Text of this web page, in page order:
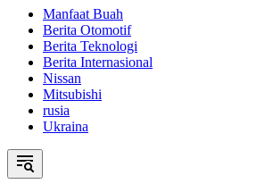
Manfaat Buah
Berita Otomotif
Berita Teknologi
Berita Internasional
Nissan
Mitsubishi
rusia
Ukraina